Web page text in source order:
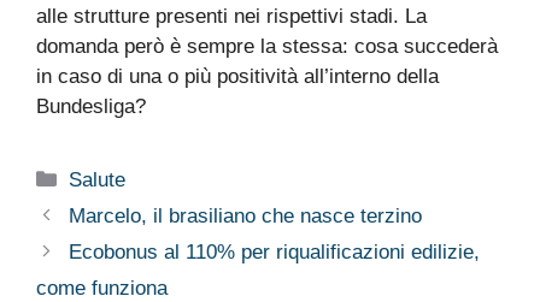
alle strutture presenti nei rispettivi stadi. La
domanda però è sempre la stessa: cosa succederà
in caso di una o più positività all’interno della
Bundesliga?
Categorie
Salute
Marcelo, il brasiliano che nasce terzino
Ecobonus al 110% per riqualificazioni edilizie,
come funziona